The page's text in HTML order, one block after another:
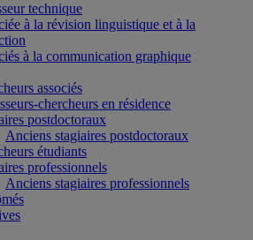
technique
à la révision linguistique et à la
à la communication graphique
associés
chercheurs en résidence
postdoctoraux
Anciens stagiaires postdoctoraux
étudiants
professionnels
Anciens stagiaires professionnels